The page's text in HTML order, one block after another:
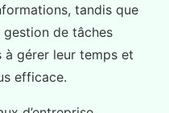
tandis que
de tâches
à gérer leur temps et
efficace.